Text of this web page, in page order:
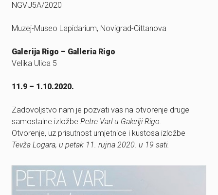
NGVU5A/2020
Muzej-Museo Lapidarium, Novigrad-Cittanova
Galerija Rigo – Galleria Rigo
Velika Ulica 5
11.9 – 1.10.2020.
Zadovoljstvo nam je pozvati vas na otvorenje druge
samostalne izložbePetre Varl u Galeriji Rigo.
Otvorenje, uz prisutnost umjetnice i kustosa izložbe
Tevža Logara, u petak 11. rujna 2020. u 19 sati.